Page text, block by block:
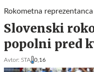
Rokometna reprezentanca
Slovenski
popolni pred
Avtor: STA 0,16